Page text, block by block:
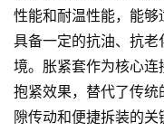
性能和耐温性能，能
具备一定的抗油、抗老
境。胀紧套作为核心连
抱紧效果，替代了传统
隙传动和便捷拆装的关